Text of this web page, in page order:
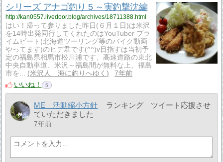
シリーズ アナゴ釣り 5 ～実釣撃沈編
http://kan0557.livedoor.blog/archives/18711388.html
はい！帰って参りました昨日(６月１日)は米沢
を14時出発同行してくれたのはYouTuber プラ
イムビート(北海道ツーリング等のバイク動画
やってます)のヒデ君です(^^)v目指すは当初予
定の福島県相馬市松川浦です、高速道路の東北
中央自動車道、米沢～福島間が無料な上、福島
市を...
米沢人 海に釣りへゆく
7年前
いいね！
5
ME 活動縮小方針
ランキング ツイート応援させ
ていただきました
7年前